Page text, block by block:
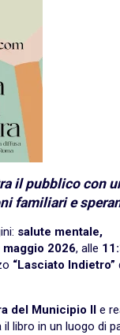
il pubblico con
familiari e
salute mentale,
maggio 2026, alle
“Lasciato Indietro”
del Municipio II e
libro in un luogo di